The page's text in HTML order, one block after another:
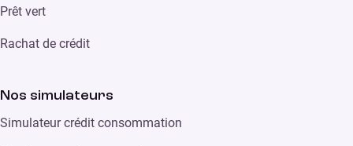
Prêt vert
Rachat de crédit
Nos simulateurs
Simulateur crédit consommation